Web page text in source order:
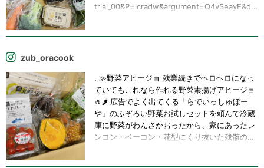
trial_00&P=lcradw&argument=Q4vSeayE&dm
が、まずは味わってみます！！ #らでぃっしゅ
ぼーや #お試し
zub_oracook
. ≫野菜アヒージョ 残業続きでヘロヘロになっ
ていてもこれなら作れる野菜素揚げアヒージョ
🧄🌶️ 広告でよく出てくる「らでいっしゅぼー
や」のふぞろい野菜お試しセットを頼んで冷蔵
庫に野菜がわんさかおったから、家にあったレ
ンコン・ベーコン・花型にくり抜いた残骸の人